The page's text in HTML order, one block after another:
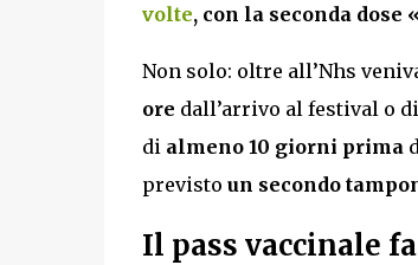
volte, con la seconda
Non solo: oltre all’Nhs
ore dall’arrivo al festival o
di almeno 10 giorni prima
previsto un secondo
Il pass vaccinale